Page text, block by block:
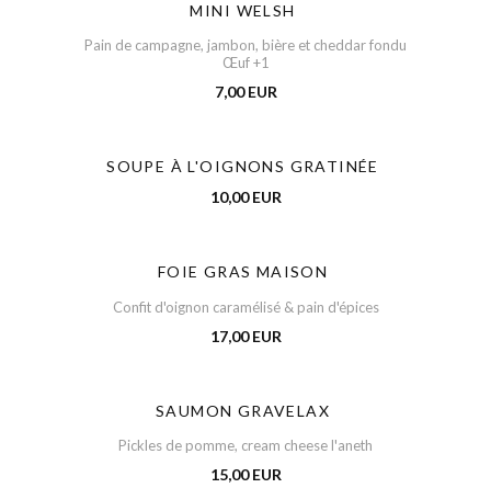
MINI WELSH
Pain de campagne, jambon, bière et cheddar fondu
Œuf +1
7,00 EUR
SOUPE À L'OIGNONS GRATINÉE
10,00 EUR
FOIE GRAS MAISON
Confit d'oignon caramélisé & pain d'épices
17,00 EUR
SAUMON GRAVELAX
Pickles de pomme, cream cheese l'aneth
15,00 EUR